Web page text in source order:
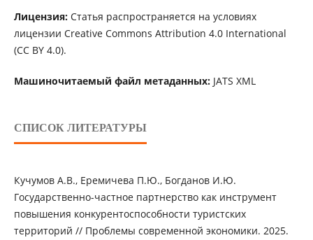
Лицензия:Статья распространяется на условиях
лицензии Creative Commons Attribution 4.0 International
(CC BY 4.0).
Машиночитаемый файл метаданных:JATS XML
СПИСОК ЛИТЕРАТУРЫ
Кучумов А.В., Еремичева П.Ю., Богданов И.Ю.
Государственно-частное партнерство как инструмент
повышения конкурентоспособности туристских
территорий // Проблемы современной экономики. 2025.